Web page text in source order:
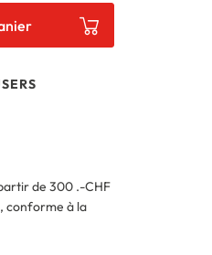
de 300 .-CHF
conforme à la